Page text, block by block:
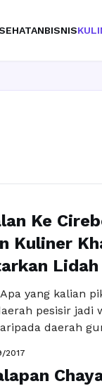
BISNIS
Ke
Kuliner
Lidah
yang kalian
pesisir
daerah
khas apa aja
lezat yang
2017